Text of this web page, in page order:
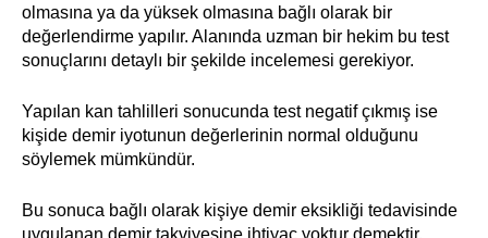
olmasına ya da yüksek olmasına bağlı olarak bir
değerlendirme yapılır. Alanında uzman bir hekim bu test
sonuçlarını detaylı bir şekilde incelemesi gerekiyor.
Yapılan kan tahlilleri sonucunda test negatif çıkmış ise
kişide demir iyotunun değerlerinin normal olduğunu
söylemek mümkündür.
Bu sonuca bağlı olarak kişiye demir eksikliği tedavisinde